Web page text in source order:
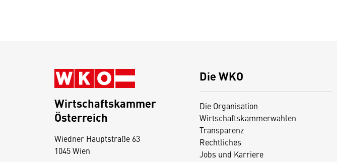
Die WKO
Die Organisation
Wirtschaftskammerwahlen
Transparenz
Rechtliches
Jobs und Karriere
Wirtschaftskammer
Österreich
Wiedner Hauptstraße 63
1045 Wien